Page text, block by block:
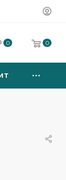
0 0